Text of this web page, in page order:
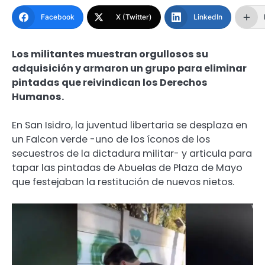
Facebook X (Twitter) LinkedIn
Los militantes muestran orgullosos su
adquisición y armaron un grupo para eliminar
pintadas que reivindican los Derechos
Humanos.
En San Isidro, la juventud libertaria se desplaza en
un Falcon verde -uno de los íconos de los
secuestros de la dictadura militar- y articula para
tapar las pintadas de Abuelas de Plaza de Mayo
que festejaban la restitución de nuevos nietos.